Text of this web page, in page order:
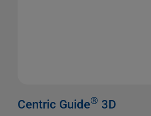
Centric Guide® 3D